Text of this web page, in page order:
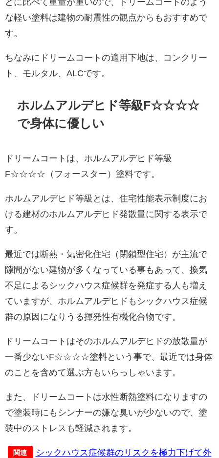
どに比べて重量が重いので、ドリームコートのよう
な軽い塗料は建物の耐震性の観点からもおすすめで
す。
ちなみにドリームコートの適用下地は、コンクリー
ト、モルタル、ALCです。
ホルムアルデヒド等級F☆☆☆☆
で身体に優しい
ドリームコートは、ホルムアルデヒド等級
F☆☆☆☆（フォースター）塗料です。
ホルムアルデヒド等級とは、住宅性能表示制度にお
ける建材のホルムアルデヒド発散量に関する表示で
す。
最近では断熱・気密化住宅（閉鎖型住宅）が主流で
隙間がない建物が多くなっている事もあって、換気
不足によるシックハウス症候群を発症する人も増え
ていますが、ホルムアルデヒドもシックハウス症候
群の原因になりうる揮発性有機化合物です。
ドリームコートはそのホルムアルデヒドの放散量が
一番少ないF☆☆☆☆塗料という事で、最近では身体
のことを含めて選ぶ方もいらっしゃいます。
また、ドリームコートは水性断熱塗料になりますの
で塗装時にもシンナーの嫌な臭いが少ないので、塗
装中のストレスも軽減されます。
関連
シックハウス症候群のリスクを極力下げて外